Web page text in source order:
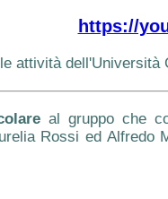
https://
attività dell'Università
al gruppo che
Rossi ed